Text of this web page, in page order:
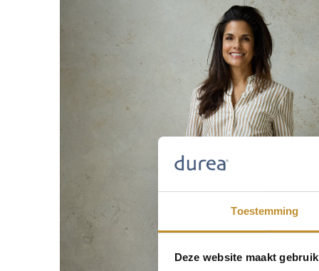
Toestemming
Deze website maakt